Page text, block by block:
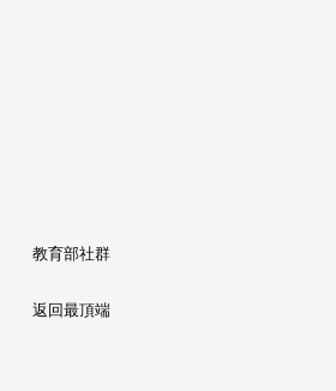
教育部社群
返回最頂端